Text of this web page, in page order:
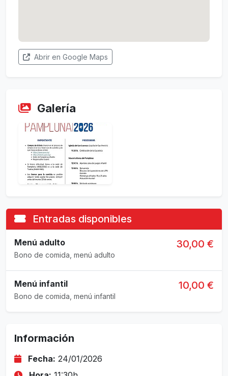
Abrir en Google Maps
Galería
Entradas disponibles
Menú adulto
Bono de comida, menú adulto
30,00 €
Menú infantil
Bono de comida, menú infantil
10,00 €
Información
Fecha: 24/01/2026